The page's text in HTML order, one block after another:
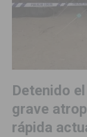
Detenido
grave
rápida